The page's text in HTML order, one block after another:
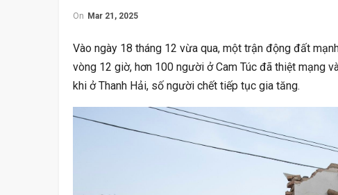
On Mar 21, 2025
Vào ngày 18 tháng 12 vừa qua, một trận động đất
vòng 12 giờ, hơn 100 người ở Cam Túc đã thiệt mạng
khi ở Thanh Hải, số người chết tiếp tục gia tăng.
TIN TỨC
Liên Tỉnh Từ Tháng 11 TP…
Tử Vi 12